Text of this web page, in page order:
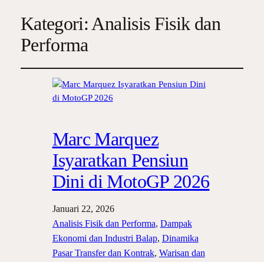
Kategori: Analisis Fisik dan
Performa
Marc Marquez
Isyaratkan Pensiun
Dini di MotoGP 2026
Januari 22, 2026
Analisis Fisik dan Performa, Dampak
Ekonomi dan Industri Balap, Dinamika
Pasar Transfer dan Kontrak, Warisan dan